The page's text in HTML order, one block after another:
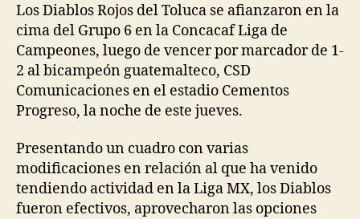
Los Diablos Rojos del Toluca se afianzaron en la
cima del Grupo 6 en la Concacaf Liga de
Campeones, luego de vencer por marcador de 1-
2 al bicampeón guatemalteco, CSD
Comunicaciones en el estadio Cementos
Progreso, la noche de este jueves.
Presentando un cuadro con varias
modificaciones en relación al que ha venido
tendiendo actividad en la Liga MX, los Diablos
fueron efectivos, aprovecharon las opciones